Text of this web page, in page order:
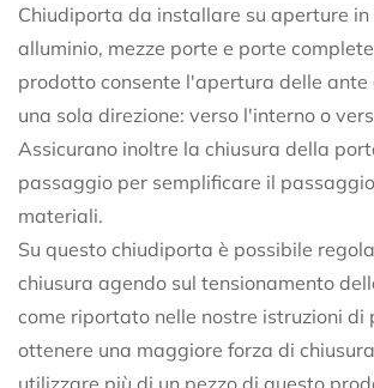
Chiudiporta da installare su aperture in
alluminio, mezze porte e porte
prodotto consente l'apertura delle
una sola direzione: verso l'interno o
Assicurano inoltre la chiusura della
passaggio per semplificare il
materiali.
Su questo chiudiporta è possibile
chiusura agendo sul tensionamento
come riportato nelle nostre istruzioni di
ottenere una maggiore forza di
utilizzare più di un pezzo di questo
No, I'm not Yes, I